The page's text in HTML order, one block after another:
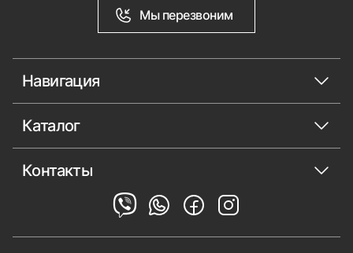
Мы перезвоним
Навигация
Каталог
Контакты